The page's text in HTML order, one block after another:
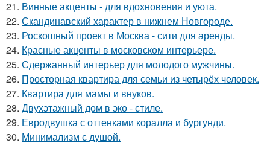
21. Винные акценты - для вдохновения и уюта.
22. Скандинавский характер в нижнем Новгороде.
23. Роскошный проект в Москва - сити для аренды.
24. Красные акценты в московском интерьере.
25. Сдержанный интерьер для молодого мужчины.
26. Просторная квартира для семьи из четырёх человек.
27. Квартира для мамы и внуков.
28. Двухэтажный дом в эко - стиле.
29. Евродвушка с оттенками коралла и бургунди.
30. Минимализм с душой.